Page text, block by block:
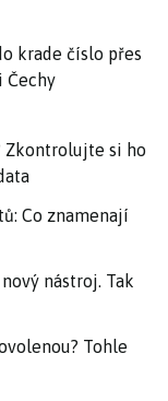
krade číslo přes
Čechy
Zkontrolujte si ho
Co znamenají
nástroj. Tak
Tohle